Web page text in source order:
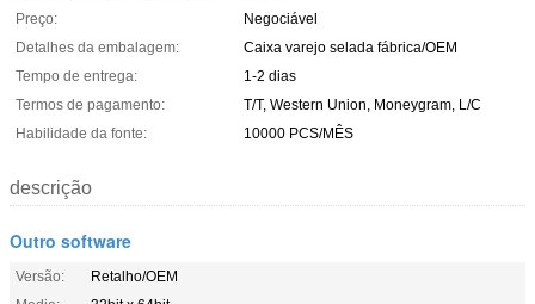
Preço:
Negociável
Detalhes da embalagem:
Caixa varejo selada fábrica/OEM
Tempo de entrega:
1-2 dias
Termos de pagamento:
T/T, Western Union, Moneygram, L/C
Habilidade da fonte:
10000 PCS/MÊS
descrição
Outro software
Versão:
Retalho/OEM